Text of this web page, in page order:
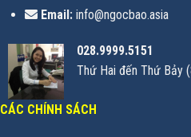
Email:info@ngocbao.asia
028.9999.5151
Thứ Hai đến Thứ Bảy
CÁC CHÍNH SÁCH